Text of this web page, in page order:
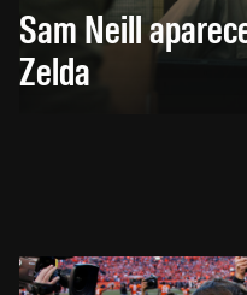
Sam Neill
Zelda